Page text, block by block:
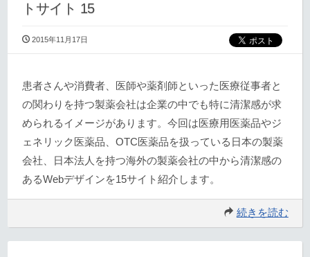
トサイト 15
2015年11月17日
患者さんや消費者、医師や薬剤師といった医療従事者と
の関わりを持つ製薬会社は企業の中でも特に清潔感が求
められるイメージがあります。今回は医療用医薬品やジ
ェネリック医薬品、OTC医薬品を扱っている日本の製薬
会社、日本法人を持つ海外の製薬会社の中から清潔感の
あるWebデザインを15サイト紹介します。
続きを読む